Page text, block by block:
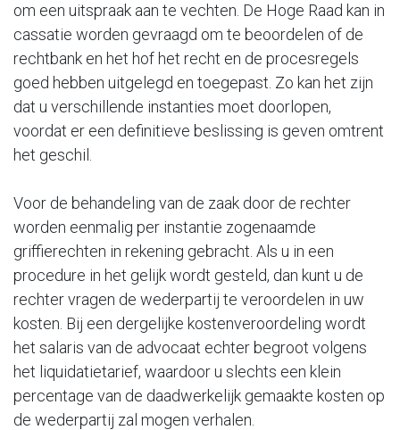
om een uitspraak aan te vechten. De Hoge Raad kan in
cassatie worden gevraagd om te beoordelen of de
rechtbank en het hof het recht en de procesregels
goed hebben uitgelegd en toegepast. Zo kan het zijn
dat u verschillende instanties moet doorlopen,
voordat er een definitieve beslissing is geven omtrent
het geschil.
Voor de behandeling van de zaak door de rechter
worden eenmalig per instantie zogenaamde
griffierechten in rekening gebracht. Als u in een
procedure in het gelijk wordt gesteld, dan kunt u de
rechter vragen de wederpartij te veroordelen in uw
kosten. Bij een dergelijke kostenveroordeling wordt
het salaris van de advocaat echter begroot volgens
het liquidatietarief, waardoor u slechts een klein
percentage van de daadwerkelijk gemaakte kosten op
de wederpartij zal mogen verhalen.